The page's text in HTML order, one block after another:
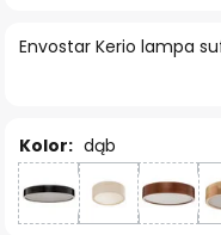
Envostar Kerio lampa
Kolor: dąb